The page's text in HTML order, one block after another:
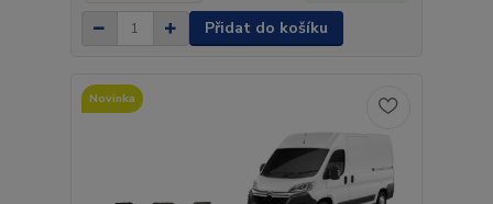
Přidat do košíku
Novinka